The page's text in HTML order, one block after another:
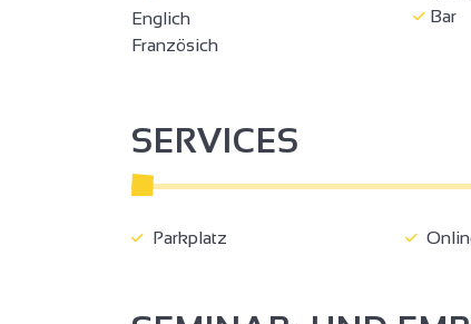
Englich
Französich
Bar
SERVICES
Parkplatz